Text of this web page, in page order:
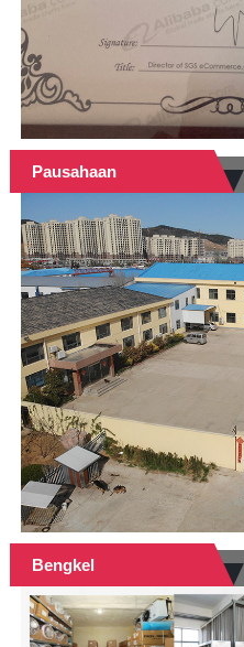
Pausahaan
Bengkel